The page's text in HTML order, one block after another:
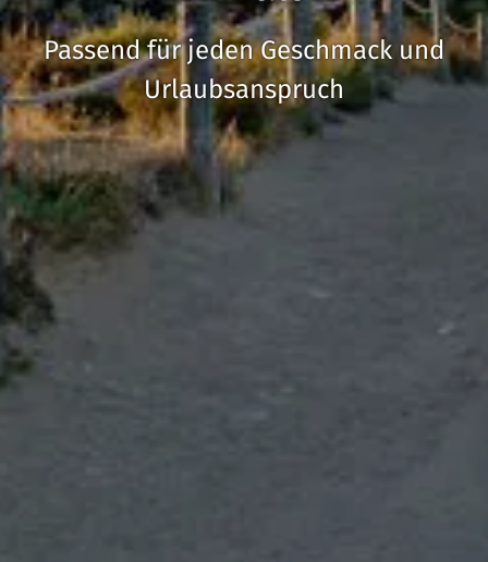
Passend für jeden Geschmack und
Urlaubsanspruch